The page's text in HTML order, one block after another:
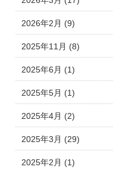
2026年2月 (9)
2025年11月 (8)
2025年6月 (1)
2025年5月 (1)
2025年4月 (2)
2025年3月 (29)
2025年2月 (1)